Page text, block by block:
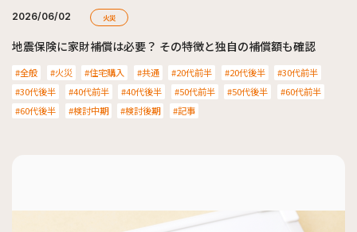
2026/06/02 火災
地震保険に家財補償は必要？ その特徴と独自の補償額も確認
全般 火災 住宅購入 共通 20代前半 20代後半
30代前半
30代後半
40代前半 40代後半 50代前半 50代後半
60代前半
60代後半
検討中期 検討後期 記事